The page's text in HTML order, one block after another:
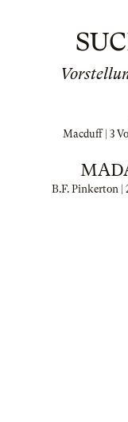
Macduff | 3
B.F. Pinkerton |